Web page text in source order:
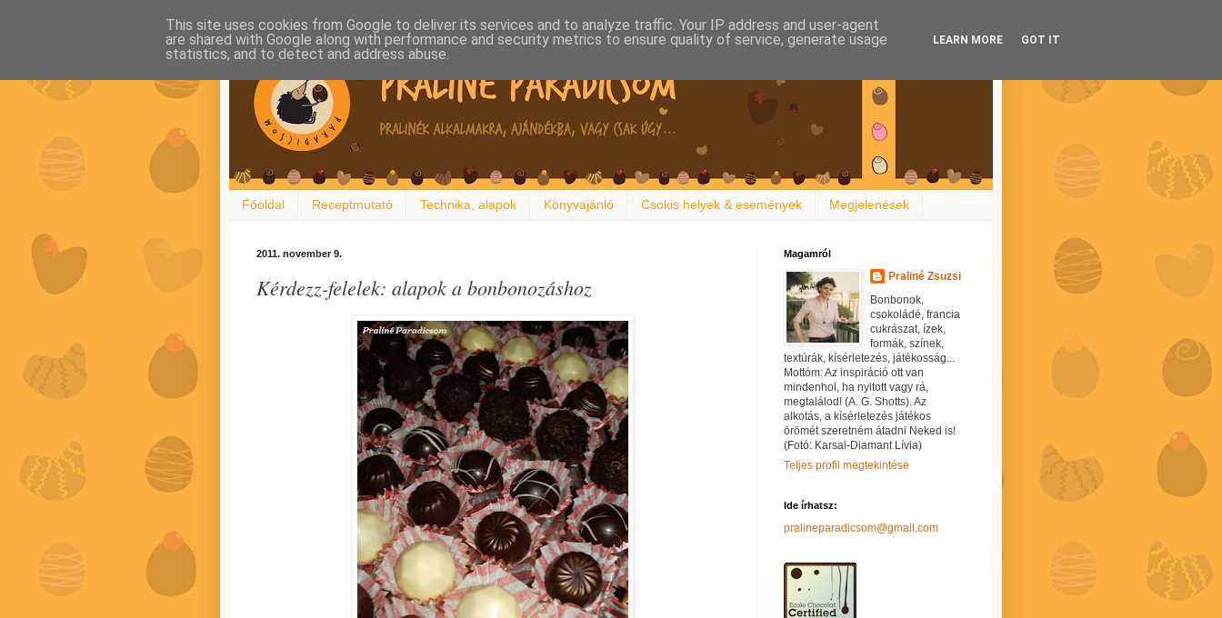
Főoldal Receptmutató Technika, alapok Könyvajánló Csokis helyek & események Megjelenések
2011. november 9.
Kérdezz-felelek: alapok a bonbonozáshoz
Magamról
Praliné Zsuzsi
Bonbonok,
csokoládé, francia
cukrászat, ízek,
formák, színek,
textúrák, kísérletezés, játékosság...
Mottóm: Az inspiráció ott van
mindenhol, ha nyitott vagy rá,
megtalálod! (A. G. Shotts). Az
alkotás, a kísérletezés játékos
örömét szeretném átadni Neked is!
(Fotó: Karsai-Diamant Lívia)
Teljes profil megtekintése
Ide írhatsz:
pralineparadicsom@gmail.com
This site uses cookies from Google to deliver its services and to analyze traffic. Your IP address and user-agent
are shared with Google along with performance and security metrics to ensure quality of service, generate usage
statistics, and to detect and address abuse.
LEARN MORE GOT IT